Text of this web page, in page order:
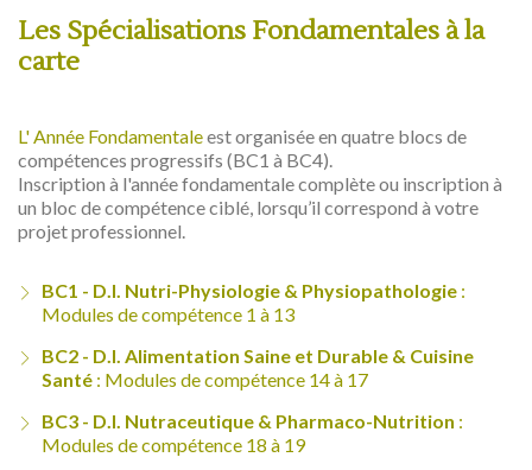
Les Spécialisations Fondamentales à la
carte
L' Année Fondamentaleest organisée en quatre blocs de
compétences progressifs (BC1 à BC4).
Inscription à l'année fondamentale complète ou inscription à
un bloc de compétence ciblé, lorsqu’il correspond à votre
projet professionnel.
BC1 - D.I. Nutri-Physiologie & Physiopathologie :
Modules de compétence 1 à 13
BC2 - D.I. Alimentation Saine et Durable & Cuisine
Santé : Modules de compétence 14 à 17
BC3 - D.I. Nutraceutique & Pharmaco-Nutrition :
Modules de compétence 18 à 19